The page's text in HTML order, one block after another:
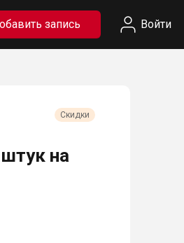
запись Войти
Скидки
на